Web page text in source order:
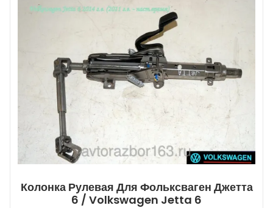
Колонка Рулевая Для Фольксваген Джетта
6 / Volkswagen Jetta 6